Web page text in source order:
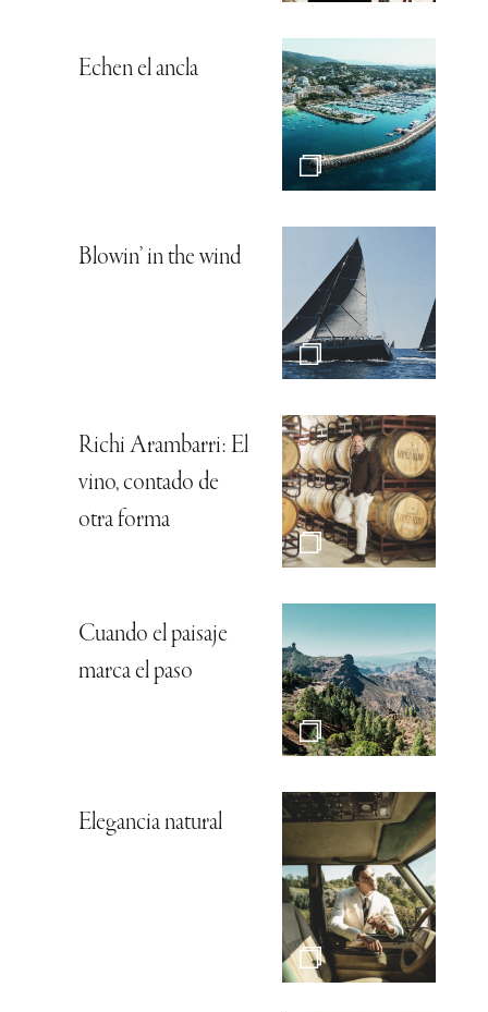
Echen el ancla
Blowin’ in the wind
Richi Arambarri: El
vino, contado de
otra forma
Cuando el paisaje
marca el paso
Elegancia natural